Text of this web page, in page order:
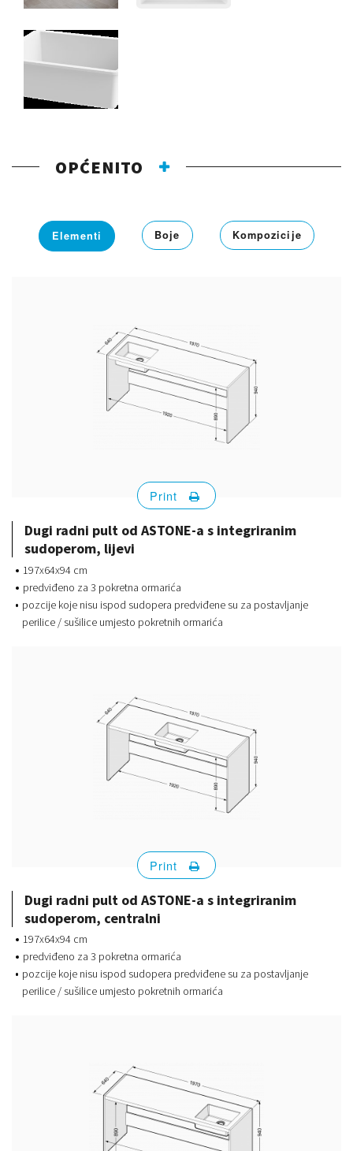
OPĆENITO
Elementi Boje Kompozicije
Dugi radni pult od ASTONE-a s integriranim
sudoperom, lijevi
197x64x94 cm
predviđeno za 3 pokretna ormarića
pozcije koje nisu ispod sudopera predviđene su za postavljanje
perilice / sušilice umjesto pokretnih ormarića
Print
Dugi radni pult od ASTONE-a s integriranim
sudoperom, centralni
197x64x94 cm
predviđeno za 3 pokretna ormarića
pozcije koje nisu ispod sudopera predviđene su za postavljanje
perilice / sušilice umjesto pokretnih ormarića
Print